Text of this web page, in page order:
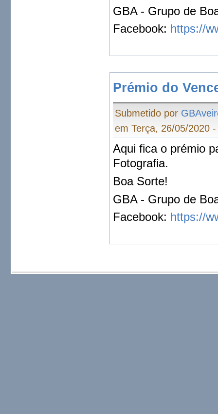
GBA - Grupo de
Facebook: https://
Prémio do
Submetido por
em Terça, 26/05/2020
Aqui fica o prémio
Fotografia.
Boa Sorte!
GBA - Grupo de
Facebook: https://